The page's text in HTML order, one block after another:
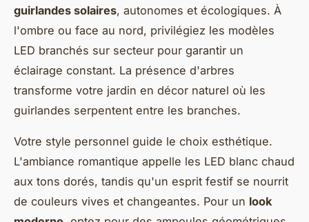
guirlandes solaires, autonomes et écologiques. À
l'ombre ou face au nord, privilégiez les modèles
LED branchés sur secteur pour garantir un
éclairage constant. La présence d'arbres
transforme votre jardin en décor naturel où les
guirlandes serpentent entre les branches.
Votre style personnel guide le choix esthétique.
L'ambiance romantique appelle les LED blanc chaud
aux tons dorés, tandis qu'un esprit festif se nourrit
de couleurs vives et changeantes. Pour un look